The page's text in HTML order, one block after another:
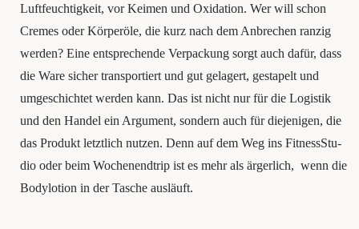
Luft­feuch­tig­keit, vor Kei­men und Oxi­da­ti­on. Wer will schon
Cremes oder Kör­peröle, die kurz nach dem Anbre­chen ran­zig
wer­den? Eine ent­spre­chen­de Ver­pa­ckung sorgt auch dafür, dass
die Ware sicher trans­por­tiert und gut gela­gert, gesta­pelt und
umge­schich­tet wer­den kann. Das ist nicht nur für die Logis­tik
und den Han­del ein Argu­ment, son­dern auch für die­je­ni­gen, die
das Pro­dukt letzt­lich nut­zen. Denn auf dem Weg ins Fit­ness­Stu­
dio oder beim Wochen­end­trip ist es mehr als ärger­lich, wenn die
Body­lo­tion in der Tasche ausläuft.